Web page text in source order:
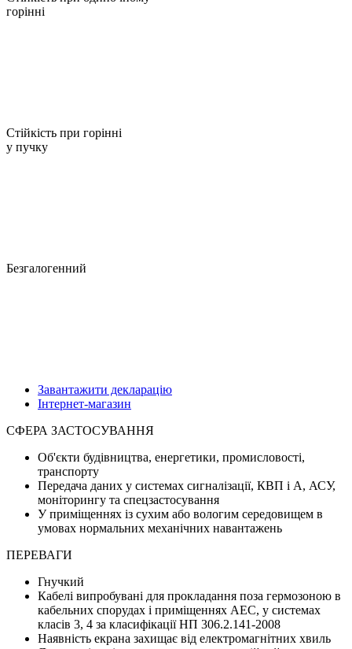
горінні
Стійкість при горінні
у пучку
Безгалогенний
Завантажити декларацію
Інтернет-магазин
СФЕРА ЗАСТОСУВАННЯ
Об'єкти будівництва, енергетики, промисловості,
транспорту
Передача даних у системах сигналізації, КВП і А, АСУ,
моніторингу та спецзастосування
У приміщеннях із сухим або вологим середовищем в
умовах нормальних механічних навантажень
ПЕРЕВАГИ
Гнучкий
Кабелі випробувані для прокладання поза гермозоною в
кабельних спорудах і приміщеннях АЕС, у системах
класів 3, 4 за класифікації НП 306.2.141-2008
Наявність екрана захищає від електромагнітних хвиль